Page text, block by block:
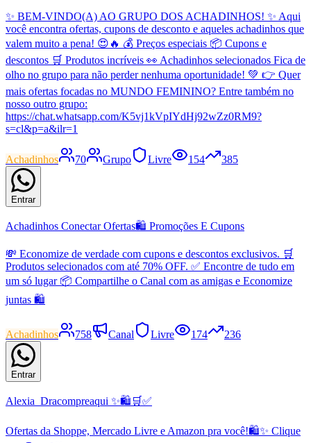
✨ BEM-VINDO(A) AO GRUPO DOS ACHADINHOS! ✨ Aqui
você encontra ofertas, cupons de desconto e aqueles achadinhos que
valem muito a pena! 😍🔥 💰 Preços especiais 📦 Cupons e
descontos 🛒 Produtos incríveis 👀 Achadinhos selecionados Fica de
olho no grupo para não perder nenhuma oportunidade! 💚 👉 Quer
mais ofertas focadas no MUNDO FEMININO? Entre também no
nosso outro grupo:
https://chat.whatsapp.com/K5vj1kVpIYdHj92wZz0RM9?
s=cl&p=a&ilr=1
Achadinhos 70 Grupo Livre 154 385
Entrar
Achadinhos Conectar Ofertas🛍 Promoções E Cupons
💸 Economize de verdade com cupons e descontos exclusivos. 🛒
Produtos selecionados com até 70% OFF. ✅ Encontre de tudo em
um só lugar 📦 Compartilhe o Canal com as amigas e Economize
juntas 🛍
Achadinhos 758 Canal Livre 174 236
Entrar
Alexia_Dracompreaqui ✨🛍️🛒✅
Ofertas da Shoppe, Mercado Livre e Amazon pra você!🛍️✨ Clique